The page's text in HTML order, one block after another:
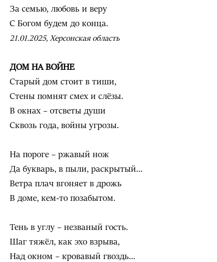
За семью, любовь и веру
С Богом будем до конца.
21.01.2025, Херсонская область
ДОМ НА ВОЙНЕ
Старый дом стоит в тиши,
Стены помнят смех и слёзы.
В окнах – отсветы души
Сквозь года, войны угрозы.
На пороге – ржавый нож
Да букварь, в пыли, раскрытый…
Ветра плач вгоняет в дрожь
В доме, кем-то позабытом.
Тень в углу – незваный гость.
Шаг тяжёл, как эхо взрыва,
Над окном – кровавый гвоздь…